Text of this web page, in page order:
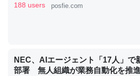
これを元に考えるとカルシウムを大
類は苦労してるんだな…。腹足類だ
いのか」に関する新仮説
188 users posfie.com
NEC、AIエージェント「17人」で
部署 無人組織が業務自動化を推進